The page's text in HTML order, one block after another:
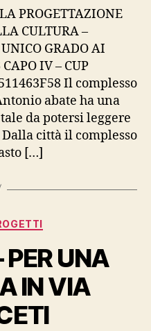
PROGETTAZIONE
CULTURA –
GRADO AI
IV – CUP
Il complesso
abate ha una
da potersi leggere
città il complesso
[…]
UNA
IN VIA